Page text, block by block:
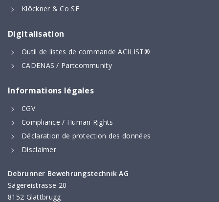
Klöckner & Co SE
Digitalisation
Outil de listes de commande ACILIST®
CADENAS / Partcommunity
Informations légales
CGV
Compliance / Human Rights
Déclaration de protection des données
Disclaimer
Debrunner Bewehrungstechnik AG
Sägereistrasse 20
8152 Glattbrugg